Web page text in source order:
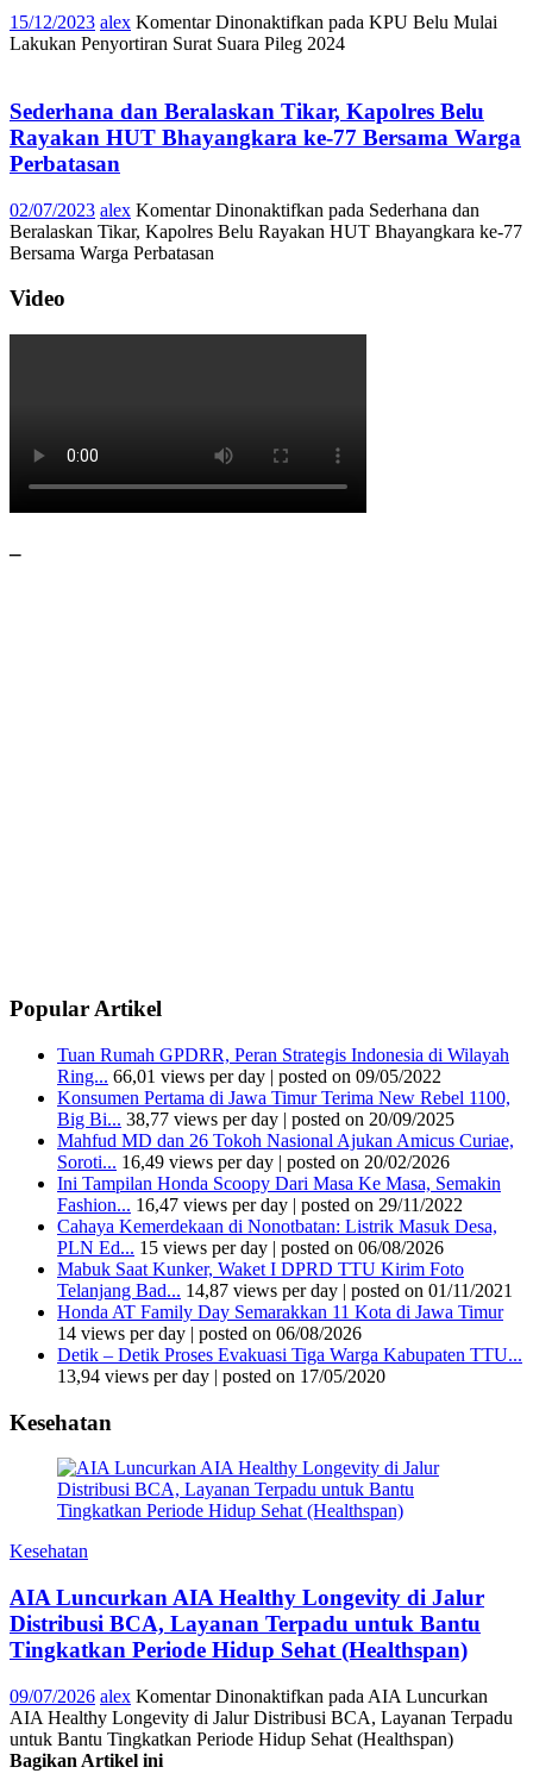
15/12/2023 alex Komentar Dinonaktifkan pada KPU Belu Mulai
Lakukan Penyortiran Surat Suara Pileg 2024
Sederhana dan Beralaskan Tikar, Kapolres Belu
Rayakan HUT Bhayangkara ke-77 Bersama Warga
Perbatasan
02/07/2023 alex Komentar Dinonaktifkan pada Sederhana dan
Beralaskan Tikar, Kapolres Belu Rayakan HUT Bhayangkara ke-77
Bersama Warga Perbatasan
Video
–
Popular Artikel
Tuan Rumah GPDRR, Peran Strategis Indonesia di Wilayah
Ring... 66,01 views per day | posted on 09/05/2022
Konsumen Pertama di Jawa Timur Terima New Rebel 1100,
Big Bi... 38,77 views per day | posted on 20/09/2025
Mahfud MD dan 26 Tokoh Nasional Ajukan Amicus Curiae,
Soroti... 16,49 views per day | posted on 20/02/2026
Ini Tampilan Honda Scoopy Dari Masa Ke Masa, Semakin
Fashion... 16,47 views per day | posted on 29/11/2022
Cahaya Kemerdekaan di Nonotbatan: Listrik Masuk Desa,
PLN Ed... 15 views per day | posted on 06/08/2026
Mabuk Saat Kunker, Waket I DPRD TTU Kirim Foto
Telanjang Bad... 14,87 views per day | posted on 01/11/2021
Honda AT Family Day Semarakkan 11 Kota di Jawa Timur
14 views per day | posted on 06/08/2026
Detik – Detik Proses Evakuasi Tiga Warga Kabupaten TTU...
13,94 views per day | posted on 17/05/2020
Kesehatan
Kesehatan
AIA Luncurkan AIA Healthy Longevity di Jalur
Distribusi BCA, Layanan Terpadu untuk Bantu
Tingkatkan Periode Hidup Sehat (Healthspan)
09/07/2026 alex Komentar Dinonaktifkan pada AIA Luncurkan
AIA Healthy Longevity di Jalur Distribusi BCA, Layanan Terpadu
untuk Bantu Tingkatkan Periode Hidup Sehat (Healthspan)
Bagikan Artikel ini